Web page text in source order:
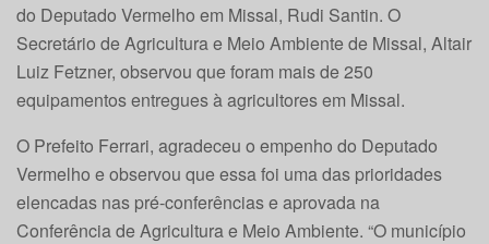
do Deputado Vermelho em Missal, Rudi Santin. O
Secretário de Agricultura e Meio Ambiente de Missal, Altair
Luiz Fetzner, observou que foram mais de 250
equipamentos entregues à agricultores em Missal.
O Prefeito Ferrari, agradeceu o empenho do Deputado
Vermelho e observou que essa foi uma das prioridades
elencadas nas pré-conferências e aprovada na
Conferência de Agricultura e Meio Ambiente. “O município